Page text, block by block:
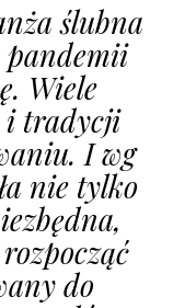
ślubna
pandemii
Wiele
i tradycji
I wg
nie tylko
do